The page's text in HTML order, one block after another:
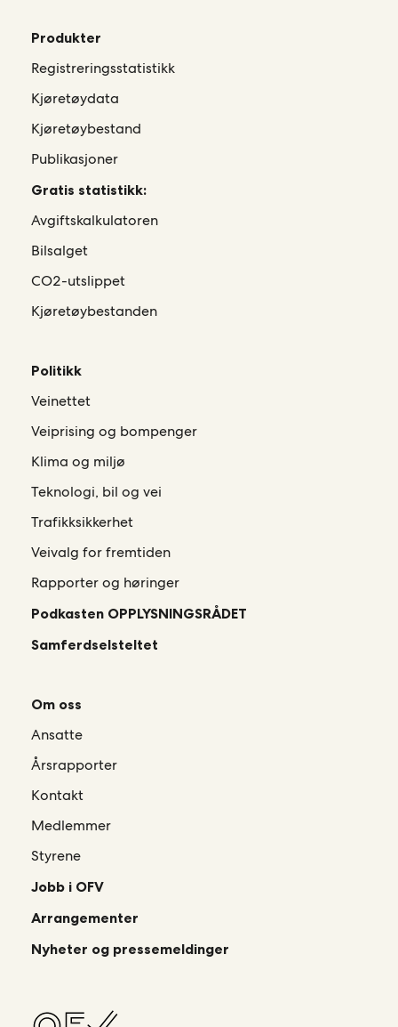
Produkter
Registreringsstatistikk
Kjøretøydata
Kjøretøybestand
Publikasjoner
Gratis statistikk:
Avgiftskalkulatoren
Bilsalget
CO2-utslippet
Kjøretøybestanden
Politikk
Veinettet
Veiprising og bompenger
Klima og miljø
Teknologi, bil og vei
Trafikksikkerhet
Veivalg for fremtiden
Rapporter og høringer
Podkasten OPPLYSNINGSRÅDET
Samferdselsteltet
Om oss
Ansatte
Årsrapporter
Kontakt
Medlemmer
Styrene
Jobb i OFV
Arrangementer
Nyheter og pressemeldinger